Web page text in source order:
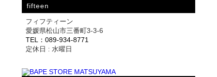
fifteen
フィフティーン
愛媛県松山市三番町3-3-6
TEL：089-934-8771
定休日 : 水曜日